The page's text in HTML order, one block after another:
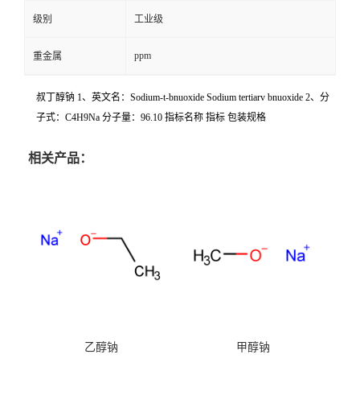
级别 工业级
重金属 ppm
叔丁醇钠 1、英文名：Sodium-t-bnuoxide Sodium tertiarv bnuoxide 2、分
子式：C4H9Na 分子量：96.10 指标名称 指标 包装规格
相关产品：
乙醇钠 甲醇钠